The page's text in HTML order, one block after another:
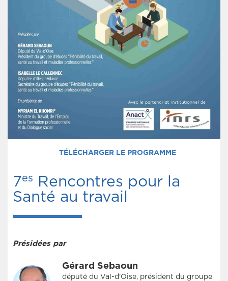
TÉLÉCHARGER LE PROGRAMME
7es
Rencontres pour la
Santé au travail
Présidées par
Gérard Sebaoun
député du Val-d'Oise, président du groupe